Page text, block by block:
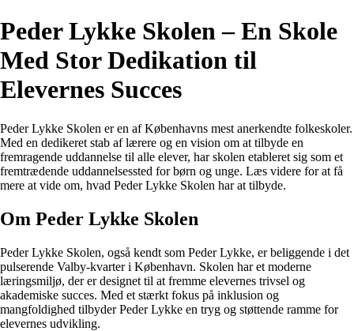
Peder Lykke Skolen – En Skole
Med Stor Dedikation til
Elevernes Succes
Peder Lykke Skolen er en af Københavns mest anerkendte folkeskoler.
Med en dedikeret stab af lærere og en vision om at tilbyde en
fremragende uddannelse til alle elever, har skolen etableret sig som et
fremtrædende uddannelsessted for børn og unge. Læs videre for at få
mere at vide om, hvad Peder Lykke Skolen har at tilbyde.
Om Peder Lykke Skolen
Peder Lykke Skolen, også kendt som Peder Lykke, er beliggende i det
pulserende Valby-kvarter i København. Skolen har et moderne
læringsmiljø, der er designet til at fremme elevernes trivsel og
akademiske succes. Med et stærkt fokus på inklusion og
mangfoldighed tilbyder Peder Lykke en tryg og støttende ramme for
elevernes udvikling.